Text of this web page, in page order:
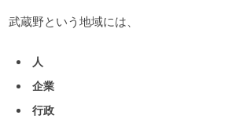
武蔵野という地域には、
人
企業
行政